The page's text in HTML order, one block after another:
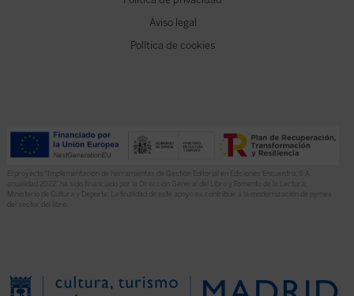
Aviso legal
Política de cookies
El proyecto “Implementación de herramientas de Gestión Editorial en Ediciones Encuentro, S.A.
anualidad 2022” ha sido financiado por la Dirección General del Libro y Fomento de la Lectura,
Ministerio de Cultura y Deporte. La finalidad de este apoyo es contribuir a la modernización de pymes
del sector del libro.